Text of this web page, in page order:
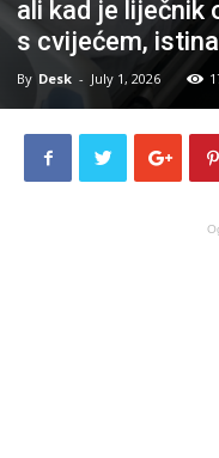
ali kad je liječnik
s cvijećem,
By Desk - July 1, 2026